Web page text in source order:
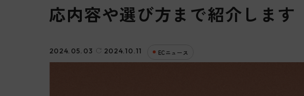
応内容や選び方まで紹介します
2024.05.03 2024.10.11 ECニュース